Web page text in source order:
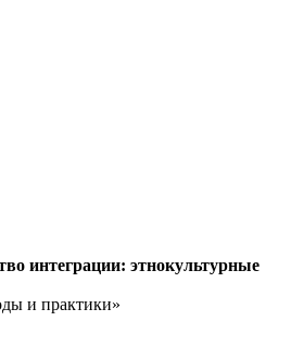
интеграции: этнокультурные
и практики»